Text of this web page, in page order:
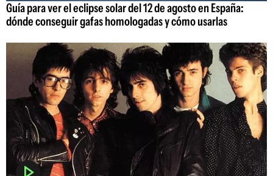
Guía para ver el eclipse solar del 12 de agosto en España:
dónde conseguir gafas homologadas y cómo usarlas